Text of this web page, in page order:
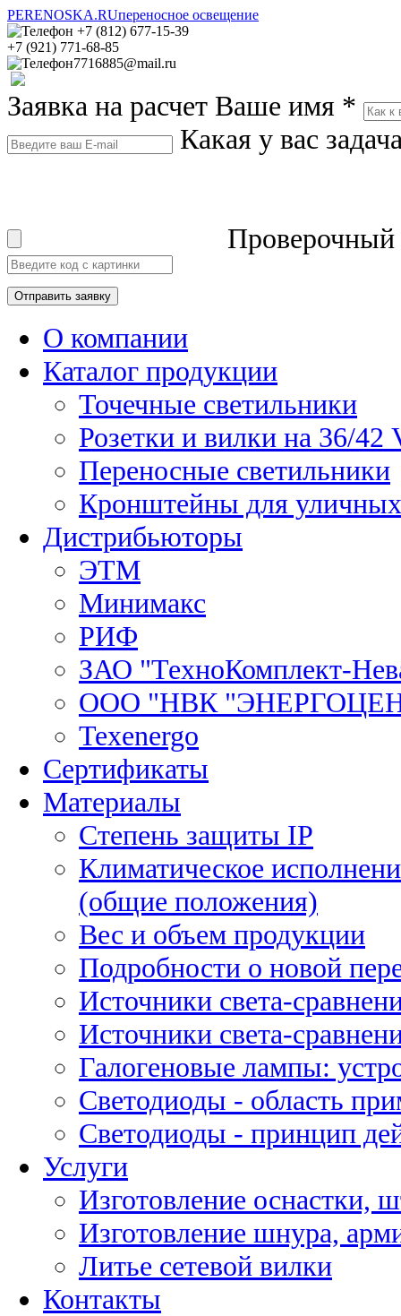
PERENOSKA.RUпереносное освещение
+7 (812) 677-15-39
+7 (921) 771-68-85
7716885@mail.ru
Заявка на расчет Ваше имя *
Какая у вас
О компании
Каталог продукции
Точечные светильники
Розетки и вилки на 36/42
Переносные светильники
Кронштейны для уличных
Дистрибьюторы
ЭТМ
Минимакс
РИФ
ЗАО "ТехноКомплект-
ООО "НВК
Texenergo
Сертификаты
Материалы
Степень защиты IP
Климатическое
(общие положения)
Вес и объем продукции
Подробности о новой
Источники света-
Источники света-
Галогеновые лампы:
Светодиоды - область
Светодиоды - принцип
Услуги
Изготовление оснастки,
Изготовление шнура,
Литье сетевой вилки
Контакты